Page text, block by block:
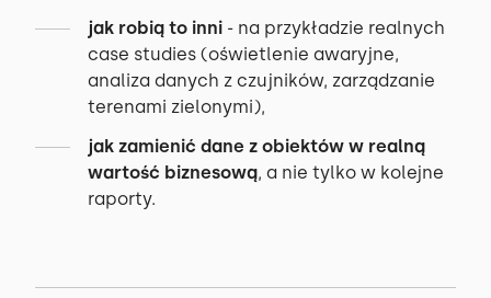
jak robią to inni - na przykładzie realnych
case studies (oświetlenie awaryjne,
analiza danych z czujników, zarządzanie
terenami zielonymi),
jak zamienić dane z obiektów w realną
wartość biznesową, a nie tylko w kolejne
raporty.